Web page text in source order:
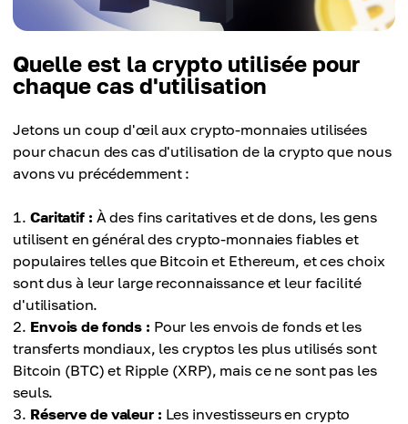
Quelle est la crypto utilisée pour
chaque cas d'utilisation
Jetons un coup d'œil aux crypto-monnaies utilisées
pour chacun des cas d'utilisation de la crypto que nous
avons vu précédemment :
Caritatif : À des fins caritatives et de dons, les gens
utilisent en général des crypto-monnaies fiables et
populaires telles que Bitcoin et Ethereum, et ces choix
sont dus à leur large reconnaissance et leur facilité
d'utilisation.
Envois de fonds : Pour les envois de fonds et les
transferts mondiaux, les cryptos les plus utilisés sont
Bitcoin (BTC) et Ripple (XRP), mais ce ne sont pas les
seuls.
Réserve de valeur : Les investisseurs en crypto